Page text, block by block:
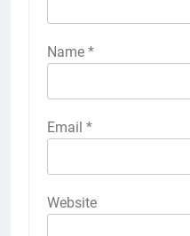
Name *
Email *
Website